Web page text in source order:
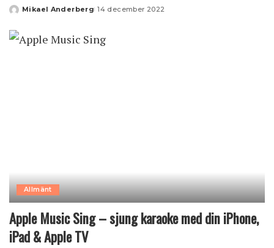
Posted
Mikael Anderberg 14 december 2022
Allmänt
Apple Music Sing – sjung karaoke med din iPhone,
iPad & Apple TV